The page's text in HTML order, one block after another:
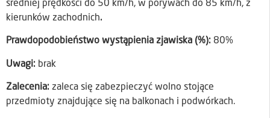
średniej prędkości do 50 km/h, w porywach do 85 km/h, z
kierunków zachodnich.
Prawdopodobieństwo wystąpienia zjawiska (%): 80%
Uwagi: brak
Zalecenia: zaleca się zabezpieczyć wolno stojące
przedmioty znajdujące się na balkonach i podwórkach.